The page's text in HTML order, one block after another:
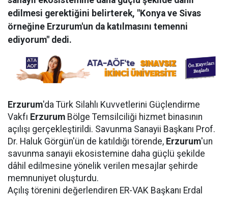
edilmesi gerektiğini belirterek, "Konya ve Sivas
örneğine Erzurum'un da katılmasını temenni
ediyorum" dedi.
Erzurum'da Türk Silahlı Kuvvetlerini Güçlendirme
Vakfı Erzurum Bölge Temsilciliği hizmet binasının
açılışı gerçekleştirildi. Savunma Sanayii Başkanı Prof.
Dr. Haluk Görgün'ün de katıldığı törende, Erzurum'un
savunma sanayii ekosistemine daha güçlü şekilde
dâhil edilmesine yönelik verilen mesajlar şehirde
memnuniyet oluşturdu.
Açılış törenini değerlendiren ER-VAK Başkanı Erdal